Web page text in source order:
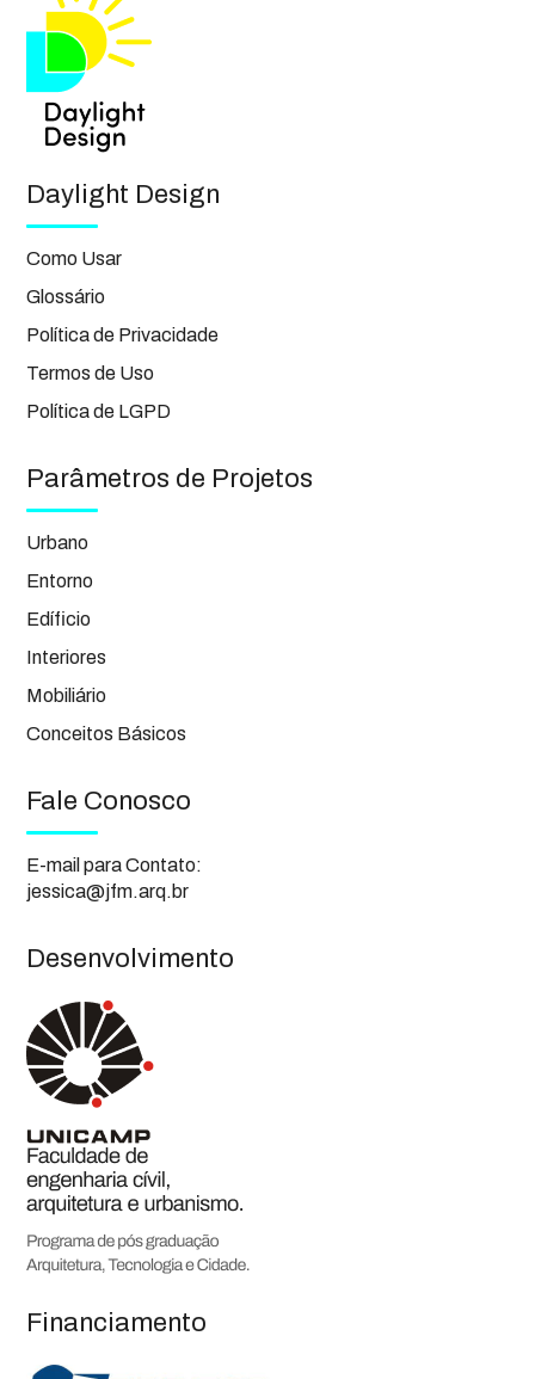
Daylight Design
Como Usar
Glossário
Política de Privacidade
Termos de Uso
Política de LGPD
Parâmetros de Projetos
Urbano
Entorno
Edíficio
Interiores
Mobiliário
Conceitos Básicos
Fale Conosco
E-mail para Contato:
jessica@jfm.arq.br
Desenvolvimento
Financiamento